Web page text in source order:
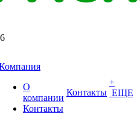
О
компании
Контакты
Контакты
+
ЕЩЕ